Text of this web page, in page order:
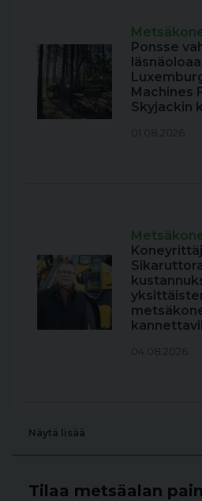
Ponsse
Machines
Skyjackin
01.08.2026
04.08.2026
Näytä lisää
Tilaa metsäalan